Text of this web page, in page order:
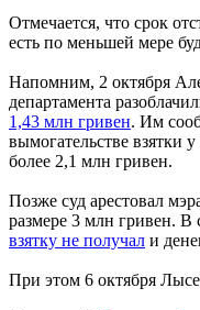
Отмечается, что срок
есть по меньшей мере
Напомним, 2 октября
департамента
1,43 млн гривен. Им
вымогательстве
более 2,1 млн гривен.
Позже суд арестовал
размере 3 млн гривен. В
взятку не получал и
При этом 6 октября